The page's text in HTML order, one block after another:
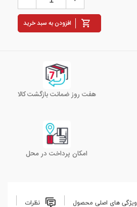
افزودن به سبد خرید
هفت روز ضمانت بازگشت کالا
امکان پرداخت در محل
ویژگی های اصلی محصول نظرات